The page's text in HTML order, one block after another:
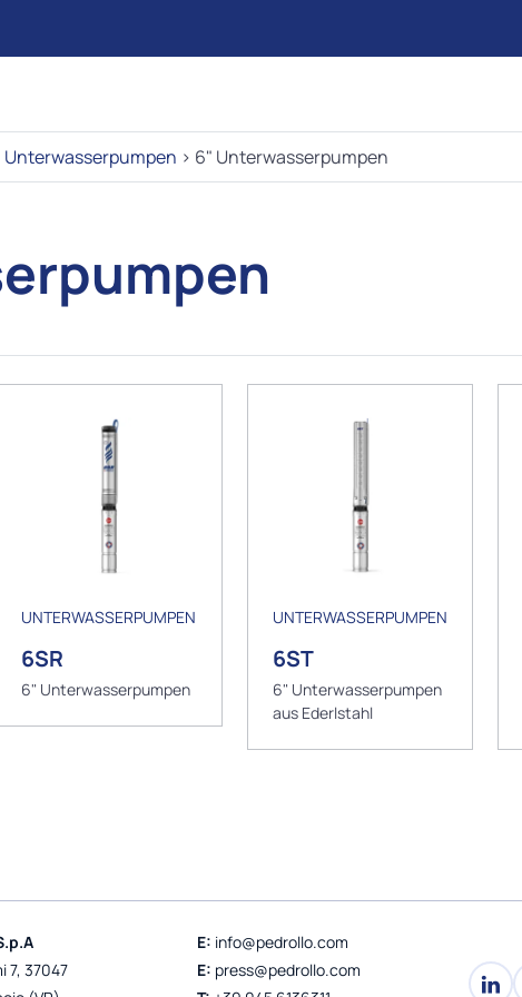
Unterwasserpumpen > 6" Unterwasserpumpen
UNTERWASSERPUMPEN
6SR
6" Unterwasserpumpen
UNTERWASSERPUMPEN
6ST
6" Unterwasserpumpen
aus Ederlstahl
7, 37047
E: info@pedrollo.com
E: press@pedrollo.com